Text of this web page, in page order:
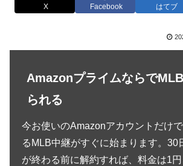
X Facebook はてブ
Amazonプライムならで
られる
今お使いのAmazonアカウントだけ
るMLB中継がすぐに始まります。30
が終わる前に解約すれば、料金は1